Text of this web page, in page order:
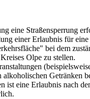
eine Straßensperrung
einer Erlaubnis für eine
bei dem
Olpe zu stellen.
Getränken
ist eine Erlaubnis nach